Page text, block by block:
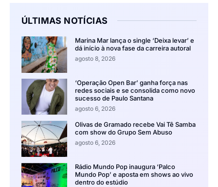
ÚLTIMAS NOTÍCIAS
Marina Mar lança o single ‘Deixa levar’ e
dá início à nova fase da carreira autoral
agosto 8, 2026
‘Operação Open Bar’ ganha força nas
redes sociais e se consolida como novo
sucesso de Paulo Santana
agosto 6, 2026
Olivas de Gramado recebe Vai Tê Samba
com show do Grupo Sem Abuso
agosto 6, 2026
Rádio Mundo Pop inaugura ‘Palco
Mundo Pop’ e aposta em shows ao vivo
dentro do estúdio